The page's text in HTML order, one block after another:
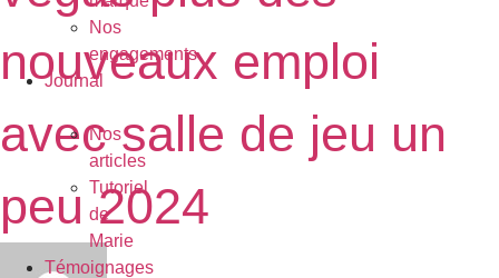
Nos
engagements
Journal
Nos
articles
Tutoriel
de
Marie
Témoignages
nouveaux emploi
avec salle de jeu un
peu 2024